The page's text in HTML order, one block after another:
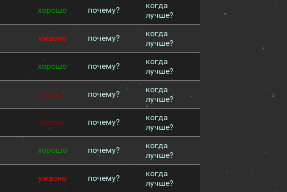
хорошо почему?
когда
лучше?
ужасно почему?
когда
лучше?
хорошо почему?
когда
лучше?
плохо почему?
когда
лучше?
плохо почему?
когда
лучше?
хорошо почему?
когда
лучше?
ужасно почему?
когда
лучше?